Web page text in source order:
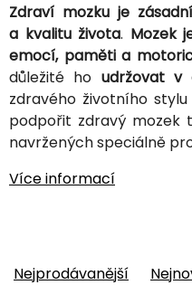
Zdraví mozku je
a kvalitu života. Mozek
emocí, paměti a
důležité ho udržovat v
zdravého životního
podpořit zdravý mozek
navržených speciálně
Více informací
Nejprodávanější